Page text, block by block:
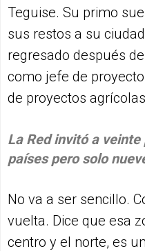
Teguise. Su primo
sus restos a su
regresado después
como jefe de
de proyectos
La Red invitó a
países pero solo
No va a ser sencillo.
vuelta. Dice que esa
centro y el norte, es